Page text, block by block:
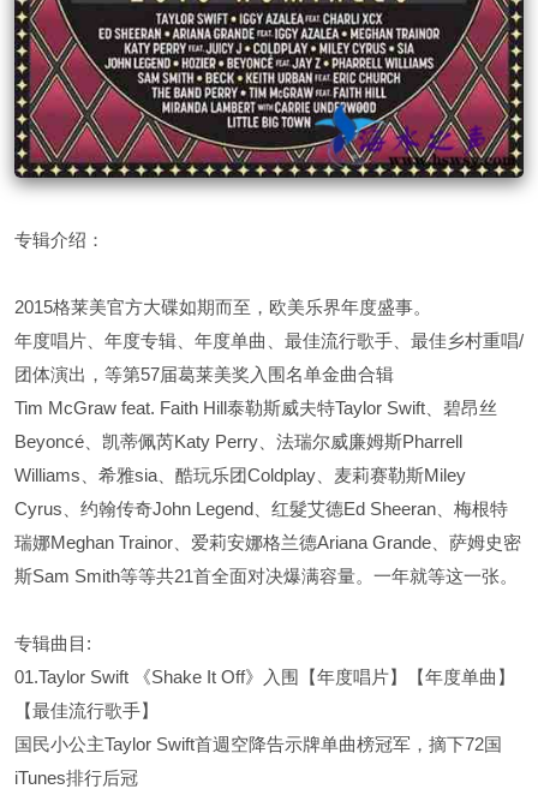
专辑介绍：
2015格莱美官方大碟如期而至，欧美乐界年度盛事。
年度唱片、年度专辑、年度单曲、最佳流行歌手、最佳乡村重唱/
团体演出，等第57届葛莱美奖入围名单金曲合辑
Tim McGraw feat. Faith Hill泰勒斯威夫特Taylor Swift、碧昂丝
Beyoncé、凯蒂佩芮Katy Perry、法瑞尔威廉姆斯Pharrell
Williams、希雅sia、酷玩乐团Coldplay、麦莉赛勒斯Miley
Cyrus、约翰传奇John Legend、红髮艾德Ed Sheeran、梅根特
瑞娜Meghan Trainor、爱莉安娜格兰德Ariana Grande、萨姆史密
斯Sam Smith等等共21首全面对决爆满容量。一年就等这一张。
专辑曲目:
01.Taylor Swift 《Shake It Off》入围【年度唱片】【年度单曲】
【最佳流行歌手】
国民小公主Taylor Swift首週空降告示牌单曲榜冠军，摘下72国
iTunes排行后冠